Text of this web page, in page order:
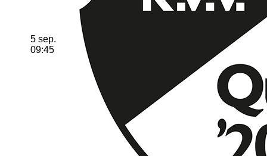
5 sep.
09:45